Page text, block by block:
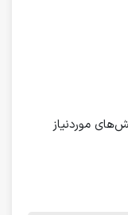
موردنیاز